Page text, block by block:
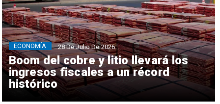
Boom del cobre y litio llevará los
ingresos fiscales a un récord
histórico
ECONOMÍA 28 De Julio De 2026